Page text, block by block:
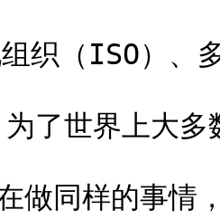
织（ISO）、
了世界上大多
做同样的事